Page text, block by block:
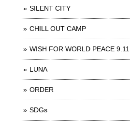
SILENT CITY
CHILL OUT CAMP
WISH FOR WORLD PEACE 9.11
LUNA
ORDER
SDGs